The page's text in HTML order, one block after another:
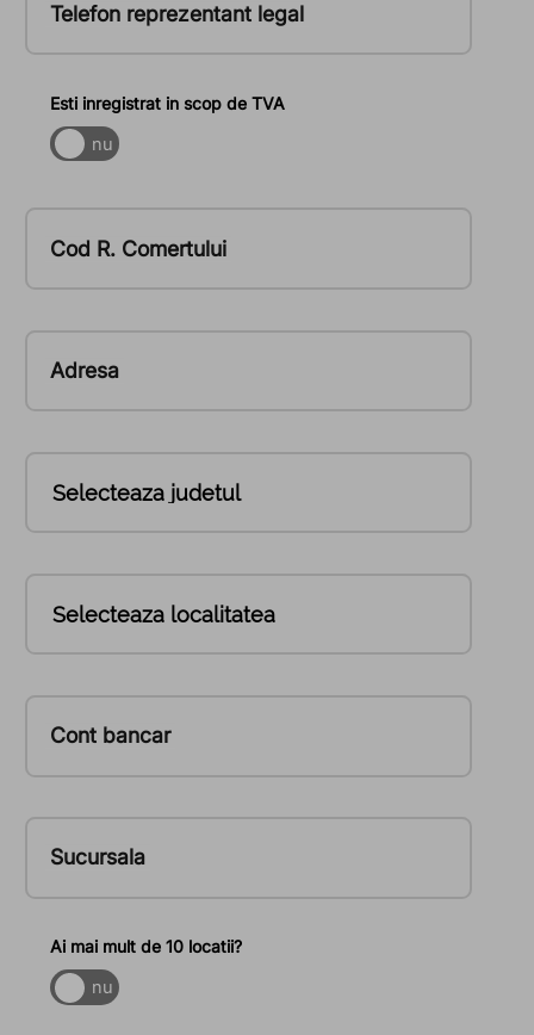
Telefon reprezentant legal
Esti inregistrat in scop de TVA
da nu
Cod R. Comertului
Adresa
Cont bancar
Sucursala
Ai mai mult de 10 locatii?
da nu